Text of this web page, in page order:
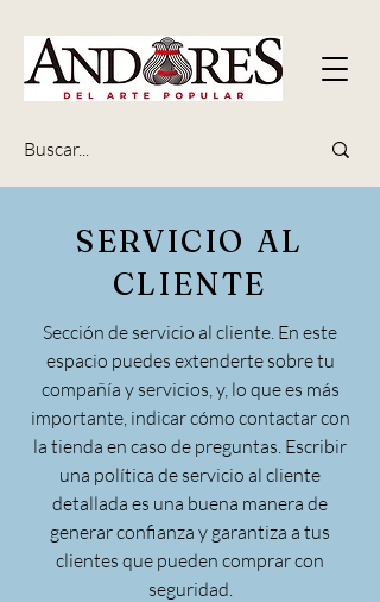
SERVICIO AL
CLIENTE
Sección de servicio al cliente. En este
espacio puedes extenderte sobre tu
compañía y servicios, y, lo que es más
importante, indicar cómo contactar con
la tienda en caso de preguntas. Escribir
una política de servicio al cliente
detallada es una buena manera de
generar confianza y garantiza a tus
clientes que pueden comprar con
seguridad.